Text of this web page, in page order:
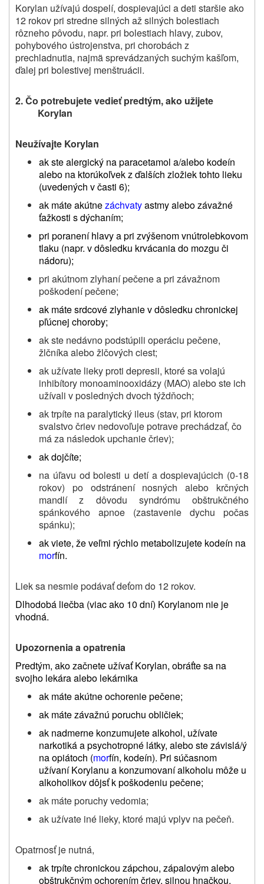
Korylan užívajú dospelí, dospievajúci a deti staršie ako
12 rokov pri stredne silných až silných bolestiach
rôzneho pôvodu, napr. pri bolestiach hlavy, zubov,
pohybového ústrojenstva, pri chorobách z
prechladnutia, najmä sprevádzaných suchým kašľom,
ďalej pri bolestivej menštruácii.
2. Čo potrebujete vedieť predtým, ako užijete
Korylan
Neužívajte Korylan
ak ste alergický na paracetamol a/alebo kodeín
alebo na ktorúkoľvekz ďalších zložiek tohto lieku
(uvedených v časti 6);
ak máte akútnezáchvatyastmyalebo závažné
ťažkosti s dýchaním;
pri poranení hlavy a pri zvýšenom vnútrolebkovom
tlaku (napr. v dôsledku krvácania do mozgu či
nádoru);
pri akútnom zlyhaní pečene a pri závažnom
poškodení pečene;
ak máte srdcové zlyhanie v dôsledku chronickej
pľúcnej choroby;
ak ste nedávno podstúpili operáciu pečene,
žlčníka alebo žlčových ciest;
ak užívate lieky proti depresii, ktoré sa volajú
inhibítory monoaminooxidázy (MAO) alebo ste ich
užívali v posledných dvoch týždňoch;
ak trpíte na paralytický ileus (stav, pri ktorom
svalstvo čriev nedovoľuje potrave prechádzať, čo
má za následok upchanie čriev);
ak dojčíte;
na úľavu od bolesti u detí a dospievajúcich (0-18
rokov) po odstránení nosných alebo krčných
mandlí z dôvodu syndrómu obštrukčného
spánkového apnoe (zastavenie dychu počas
spánku);
ak viete, že veľmi rýchlo metabolizujete kodeín na
morfín.
Liek sa nesmie podávať deťom do 12 rokov.
Dlhodobá liečba (viac ako 10 dní) Korylanom nie je
vhodná.
Upozornenia a opatrenia
Predtým, ako začnete užívať Korylan, obráťte sa na
svojho lekára alebo lekárnika
ak máte akútne ochorenie pečene;
ak máte závažnú poruchu obličiek;
ak nadmerne konzumujete alkohol, užívate
narkotiká a psychotropné látky, alebo ste závislá/ý
na opiátoch (morfín, kodeín). Pri súčasnom
užívaní Korylanu a konzumovaní alkoholu môže u
alkoholikov dôjsť k poškodeniu pečene;
ak máte poruchy vedomia;
ak užívate iné lieky, ktoré majú vplyv na pečeň.
Opatrnosť je nutná,
ak trpíte chronickou zápchou, zápalovým alebo
obštrukčným ochorením čriev, silnou hnačkou,